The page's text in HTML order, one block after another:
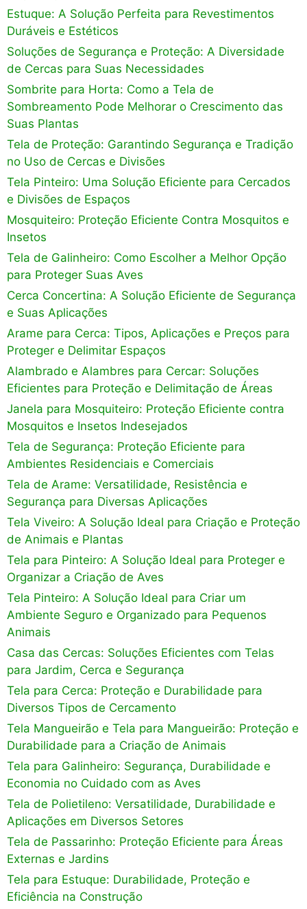
Estuque: A Solução Perfeita para Revestimentos
Duráveis e Estéticos
Soluções de Segurança e Proteção: A Diversidade
de Cercas para Suas Necessidades
Sombrite para Horta: Como a Tela de
Sombreamento Pode Melhorar o Crescimento das
Suas Plantas
Tela de Proteção: Garantindo Segurança e Tradição
no Uso de Cercas e Divisões
Tela Pinteiro: Uma Solução Eficiente para Cercados
e Divisões de Espaços
Mosquiteiro: Proteção Eficiente Contra Mosquitos e
Insetos
Tela de Galinheiro: Como Escolher a Melhor Opção
para Proteger Suas Aves
Cerca Concertina: A Solução Eficiente de Segurança
e Suas Aplicações
Arame para Cerca: Tipos, Aplicações e Preços para
Proteger e Delimitar Espaços
Alambrado e Alambres para Cercar: Soluções
Eficientes para Proteção e Delimitação de Áreas
Janela para Mosquiteiro: Proteção Eficiente contra
Mosquitos e Insetos Indesejados
Tela de Segurança: Proteção Eficiente para
Ambientes Residenciais e Comerciais
Tela de Arame: Versatilidade, Resistência e
Segurança para Diversas Aplicações
Tela Viveiro: A Solução Ideal para Criação e Proteção
de Animais e Plantas
Tela para Pinteiro: A Solução Ideal para Proteger e
Organizar a Criação de Aves
Tela Pinteiro: A Solução Ideal para Criar um
Ambiente Seguro e Organizado para Pequenos
Animais
Casa das Cercas: Soluções Eficientes com Telas
para Jardim, Cerca e Segurança
Tela para Cerca: Proteção e Durabilidade para
Diversos Tipos de Cercamento
Tela Mangueirão e Tela para Mangueirão: Proteção e
Durabilidade para a Criação de Animais
Tela para Galinheiro: Segurança, Durabilidade e
Economia no Cuidado com as Aves
Tela de Polietileno: Versatilidade, Durabilidade e
Aplicações em Diversos Setores
Tela de Passarinho: Proteção Eficiente para Áreas
Externas e Jardins
Tela para Estuque: Durabilidade, Proteção e
Eficiência na Construção